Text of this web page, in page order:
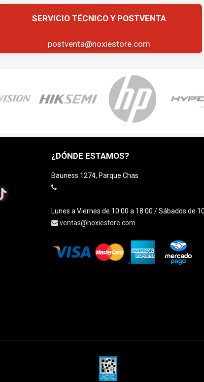
postventa@noxiestore.com
¿DÓNDE ESTAMOS?
Bauness 1274, Parque Chas
Lunes a Viernes de 10:00 a 18:00 / Sábados de
ventas@noxiestore.com